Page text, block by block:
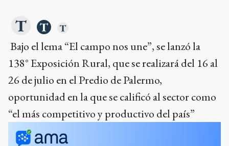
Bajo el lema “El campo nos une”, se lanzó la
138° Exposición Rural, que se realizará del 16 al
26 de julio en el Predio de Palermo,
oportunidad en la que se calificó al sector como
“el más competitivo y productivo del país”